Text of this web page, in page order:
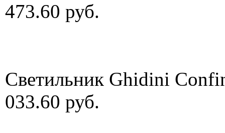
473.60 руб.
Светильник Ghidini
033.60 руб.